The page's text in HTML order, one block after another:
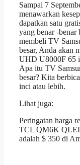
Sampai 7
menawarkan
dapatkan satu
yang benar -benar
membeli TV
besar, Anda akan
UHD U8000F 65
Apa itu TV
besar? Kita
inci atau lebih.
Lihat juga:
Peringatan harga
TCL QM6K
adalah $ 350 di